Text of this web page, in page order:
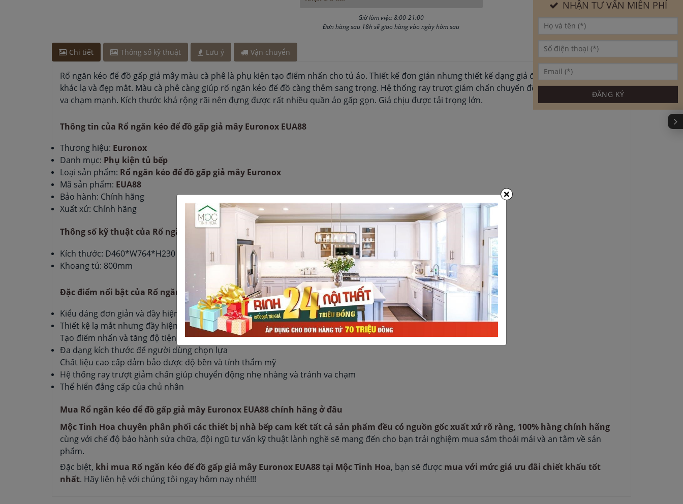
Giờ làm việc: 8:00-21:00
Đơn hàng sau 18h sẽ giao hàng vào ngày hôm sau
Chi tiết Thông số kỹ thuật Lưu ý Vận chuyển
Rổ ngăn kéo để đồ gấp giả mây màu cà phê là phụ kiện tạo điểm nhấn cho tủ áo. Thiết kế đơn giản nhưng thiết kế dạng giả đan mây giúp sản phẩm
khác lạ và đẹp mắt. Màu cà phê càng giúp rổ ngăn kéo để đồ càng thêm sang trọng. Hệ thống ray trượt giảm chấn chuyển động nhẹ nhàng, tránh
va chạm mạnh. Kích thước khá rộng rãi nên đựng được rất nhiều quần áo gấp gọn. Giá chịu được tải trọng lớn.
Thông tin của Rổ ngăn kéo để đồ gấp giả mây Euronox EUA88
Thương hiệu: Euronox
Danh mục: Phụ kiện tủ bếp
Loại sản phẩm: Rổ ngăn kéo để đồ gấp giả mây Euronox
Mã sản phẩm: EUA88
Bảo hành: Chính hãng
Xuất xứ: Chính hãng
Thông số kỹ thuật của Rổ ngăn kéo để đồ gấp giả mây Euronox EUA88
Kích thước: D460*W764*H230
Khoang tủ: 800mm
Đặc điểm nổi bật của Rổ ngăn kéo để đồ gấp giả mây Euronox EUA88
Kiểu dáng đơn giản và đầy hiện đại. Phù hợp với nhiều tủ áo và phù hợp với xu hướng nội thất hiện đại
Thiết kệ lạ mắt nhưng đầy hiện đại và phù hợp với xu hướng nội thất hiện nay
Tạo điểm nhấn và tăng độ tiện dụng cho tủ áo.
Đa dạng kích thước để người dùng chọn lựa
Chất liệu cao cấp đảm bảo được độ bền và tính thẩm mỹ
Hệ thống ray trượt giảm chấn giúp chuyển động nhẹ nhàng và tránh va chạm
Thể hiển đẳng cấp của chủ nhân
Mua Rổ ngăn kéo để đồ gấp giả mây Euronox EUA88 chính hãng ở đâu
Mộc Tinh Hoa chuyên phân phối các thiết bị nhà bếp cam kết tất cả sản phẩm đều có nguồn gốc xuất xứ rõ ràng, 100% hàng chính hãng
cùng với chế độ bảo hành sửa chữa, đội ngũ tư vấn kỹ thuật lành nghề sẽ mang đến cho bạn trải nghiệm mua sắm thoải mái và an tâm về sản
phẩm.
Đặc biệt, khi mua Rổ ngăn kéo để đồ gấp giả mây Euronox EUA88 tại Mộc Tinh Hoa, bạn sẽ được mua với mức giá ưu đãi chiết khấu tốt
nhất. Hãy liên hệ với chúng tôi ngay hôm nay nhé!!!
NHẬN TƯ VẤN MIỄN PHÍ
×